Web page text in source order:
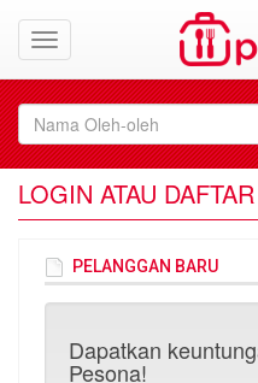
LOGIN ATAU
PELANGGAN BARU
Dapatkan
Pesona!